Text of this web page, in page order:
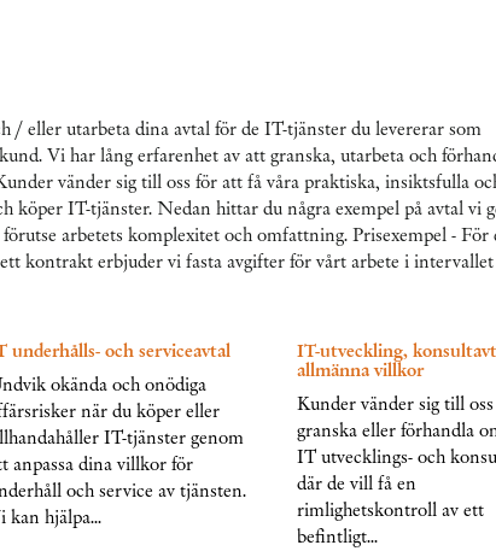
/ eller utarbeta dina avtal för de IT-tjänster du levererar som
Vi har lång erfarenhet av att granska, utarbeta och
vänder sig till oss för att få våra praktiska, insiktsfulla
köper IT-tjänster. Nedan hittar du några exempel på avtal vi
arbetets komplexitet och omfattning. Prisexempel - För
kontrakt erbjuder vi fasta avgifter för vårt arbete i
underhålls- och serviceavtal
okända och onödiga
när du köper eller
IT-tjänster genom
anpassa dina villkor för
och service av tjänsten.
kan hjälpa…
IT-utveckling,
allmänna villkor
Kunder vänder sig till
granska eller förhandla
IT utvecklings- och
där de vill få en
rimlighetskontroll av ett
befintligt…